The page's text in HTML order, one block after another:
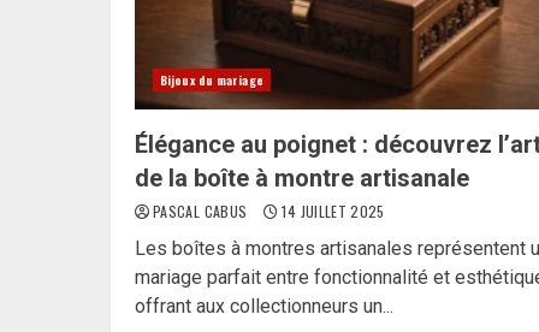
Bijoux du mariage
Élégance au poignet : découvrez
de la boîte à montre artisanale
PASCAL CABUS 14 JUILLET 2025
Les boîtes à montres artisanales représentent
mariage parfait entre fonctionnalité et
offrant aux collectionneurs un...